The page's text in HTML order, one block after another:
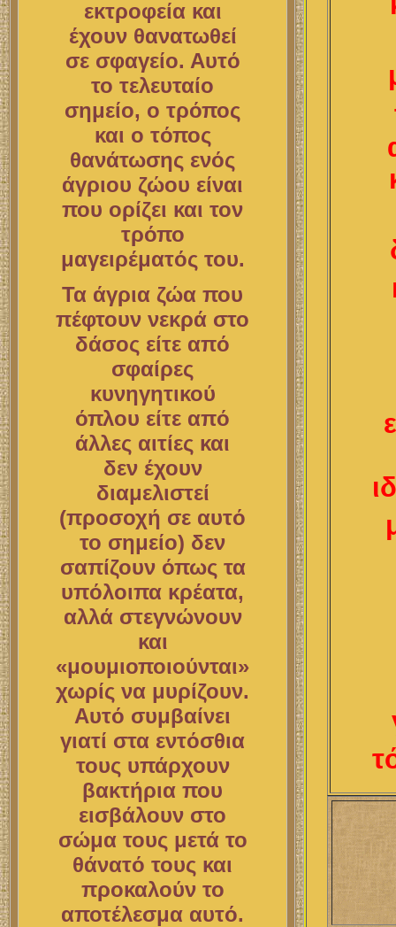
εκτροφεία και
έχουν θανατωθεί
σε σφαγείο. Αυτό
το τελευταίο
σημείο, ο τρόπος
και ο τόπος
θανάτωσης ενός
άγριου ζώου είναι
που ορίζει και τον
τρόπο
μαγειρέματός του.
Τα άγρια ζώα που
πέφτουν νεκρά στο
δάσος είτε από
σφαίρες
κυνηγητικού
όπλου είτε από
άλλες αιτίες και
δεν έχουν
διαμελιστεί
(προσοχή σε αυτό
το σημείο) δεν
σαπίζουν όπως τα
υπόλοιπα κρέατα,
αλλά στεγνώνουν
και
«μουμιοποιούνται»
χωρίς να μυρίζουν.
Αυτό συμβαίνει
γιατί στα εντόσθια
τους υπάρχουν
βακτήρια που
εισβάλουν στο
σώμα τους μετά το
θάνατό τους και
προκαλούν το
αποτέλεσμα αυτό.